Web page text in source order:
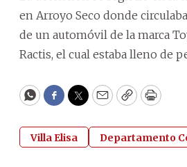
en Arroyo Seco donde
de un automóvil de la marca
Ractis, el cual estaba lleno de
WhatsApp
Facebook
Twitter
EmailCopyPrint
Villa Elisa Departamento